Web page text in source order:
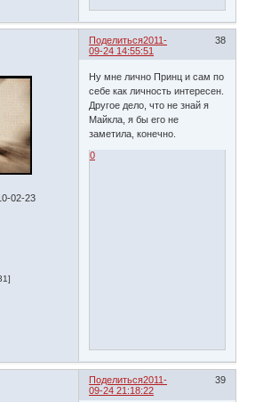
Поделиться 38
2011-
09-24 14:55:51
02-23
Ну мне лично Принц и сам по
себе как личность интересен.
Другое дело, что не знай я
Майкла, я бы его не
заметила, конечно.
0
Поделиться 39
2011-
09-24 21:18:22